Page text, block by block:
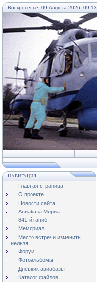
Воскресенье, 09-Августа-2026, 09:13
...
НАВИГАЦИЯ
Главная страница
О проекте
Новости сайта
Авиабаза Мериа
841-й гапиб
Мемориал
Место встречи изменить
нельзя
Форум
Фотоальбомы
Дневник авиабазы
Каталог файлов